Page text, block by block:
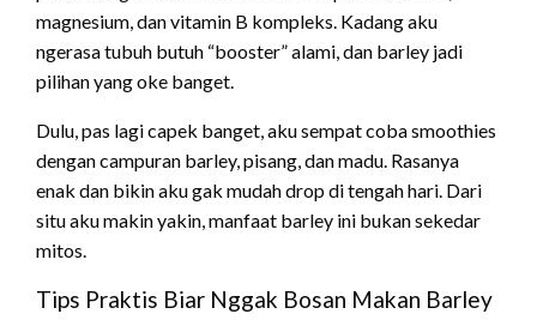
magnesium, dan vitamin B kompleks. Kadang aku
ngerasa tubuh butuh “booster” alami, dan barley jadi
pilihan yang oke banget.
Dulu, pas lagi capek banget, aku sempat coba smoothies
dengan campuran barley, pisang, dan madu. Rasanya
enak dan bikin aku gak mudah drop di tengah hari. Dari
situ aku makin yakin, manfaat barley ini bukan sekedar
mitos.
Tips Praktis Biar Nggak Bosan Makan Barley